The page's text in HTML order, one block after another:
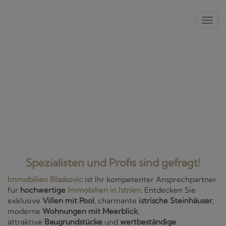
Spezialisten und Profis sind gefragt!
Immobilien Blaskovic ist Ihr kompetenter Ansprechpartner
für hochwertige Immobilien in Istrien . Entdecken Sie
exklusive Villen mit Pool , charmante istrische Steinhäuser,
moderne Wohnungen mit Meerblick
attraktive Baugrundstücke und wertbeständige